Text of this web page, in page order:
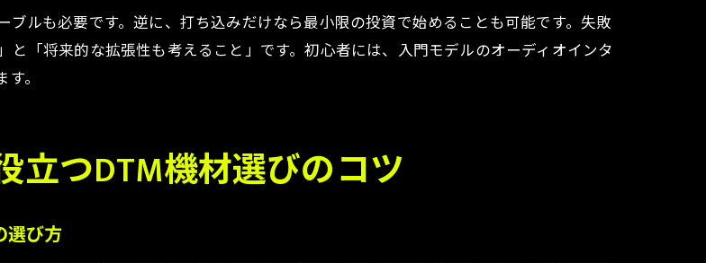
ルも必要です。逆に、打ち込みだけなら最小限の投資で始めることも可能です。失敗
「将来的な拡張性も考えること」です。初心者には、入門モデルのオーディオインタ
。
立つDTM機材選びのコツ
選び方